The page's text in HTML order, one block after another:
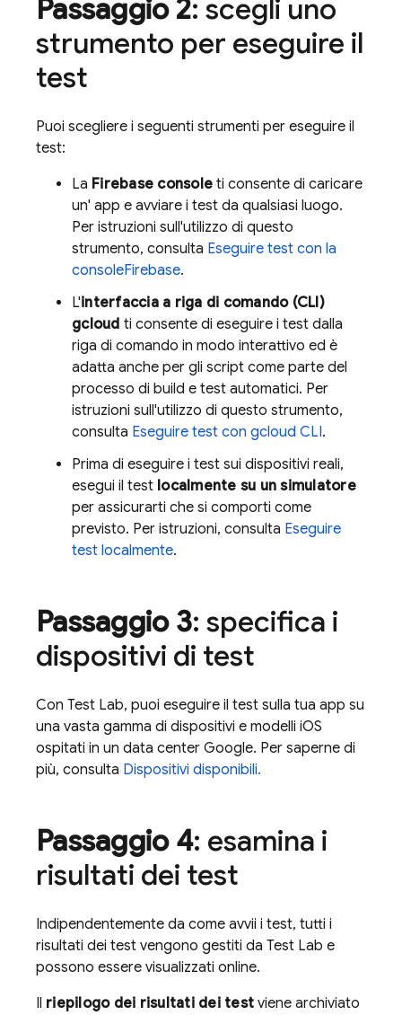
Passaggio 2: scegli uno
strumento per eseguire il
test
Puoi scegliere i seguenti strumenti per eseguire il
test:
La Firebase console ti consente di caricare
un' app e avviare i test da qualsiasi luogo.
Per istruzioni sull'utilizzo di questo
strumento, consulta Eseguire test con la
consoleFirebase.
L'interfaccia a riga di comando (CLI)
gcloud ti consente di eseguire i test dalla
riga di comando in modo interattivo ed è
adatta anche per gli script come parte del
processo di build e test automatici. Per
istruzioni sull'utilizzo di questo strumento,
consulta Eseguire test con gcloud CLI.
Prima di eseguire i test sui dispositivi reali,
esegui il test localmente su un simulatore
per assicurarti che si comporti come
previsto. Per istruzioni, consulta Eseguire
test localmente.
Passaggio 3: specifica i
dispositivi di test
Con Test Lab, puoi eseguire il test sulla tua app su
una vasta gamma di dispositivi e modelli iOS
ospitati in un data center Google. Per saperne di
più, consulta Dispositivi disponibili.
Passaggio 4: esamina i
risultati dei test
Indipendentemente da come avvii i test, tutti i
risultati dei test vengono gestiti da Test Lab e
possono essere visualizzati online.
Il riepilogo dei risultati dei test viene archiviato